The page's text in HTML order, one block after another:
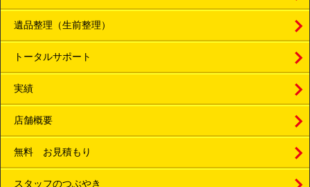
遺品整理（生前整理）
トータルサポート
実績
店舗概要
無料 お見積もり
スタッフのつぶやき